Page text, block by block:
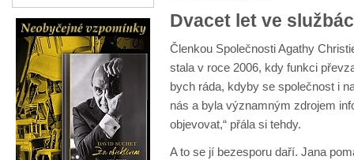
Dvacet let ve
Členkou Společnosti Agathy
stala v roce 2006, kdy funkci
bych ráda, kdyby se společnost i
nás a byla významným zdrojem
objevovat,“ přála si tehdy.
A to se jí bezesporu daří. Jana